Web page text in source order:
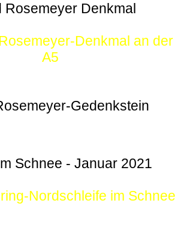
Rosemeyer Denkmal
Denkmal an der
A5
Gedenkstein
Schnee - Januar 2021
Nordschleife im Schnee